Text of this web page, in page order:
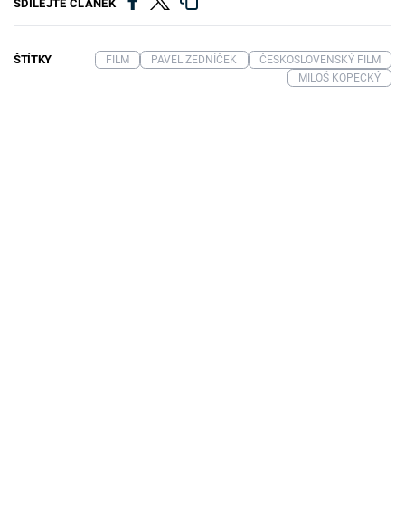
SDÍLEJTE ČLÁNEK
ŠTÍTKY FILM PAVEL ZEDNÍČEK
ČESKOSLOVENSKÝ FILM
MILOŠ KOPECKÝ